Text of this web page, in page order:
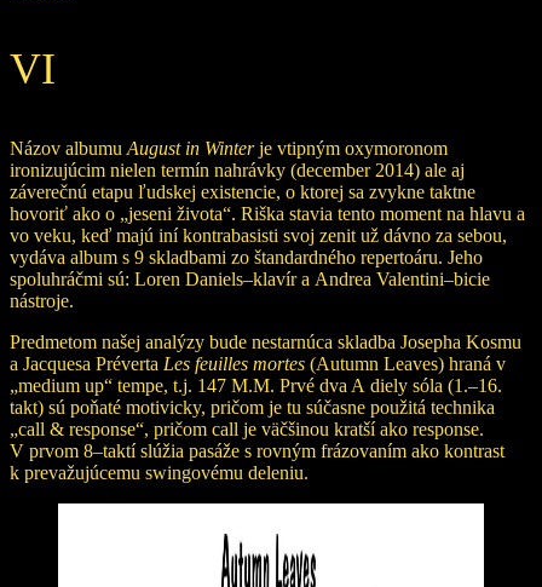
VI
Názov albumu August in Winterje vtipným oxymoronom
ironizujúcim nielen termín nahrávky (december 2014) ale aj
záverečnú etapu ľudskej existencie, o ktorej sa zvykne taktne
hovoriť ako o „jeseni života“. Riška stavia tento moment na hlavu a
vo veku, keď majú iní kontrabasisti svoj zenit už dávno za sebou,
vydáva album s 9 skladbami zo štandardného repertoáru. Jeho
spoluhráčmi sú: Loren Daniels–klavír a Andrea Valentini–bicie
nástroje.
Predmetom našej analýzy bude nestarnúca skladba Josepha Kosmu
a Jacquesa Préverta Les feuilles mortes (Autumn Leaves) hraná v
„medium up“ tempe, t.j. 147 M.M. Prvé dva A diely sóla (1.–16.
takt) sú poňaté motivicky, pričom je tu súčasne použitá technika
„call & response“, pričom call je väčšinou kratší ako response.
V prvom 8–taktí slúžia pasáže s rovným frázovaním ako kontrast
k prevažujúcemu swingovému deleniu.